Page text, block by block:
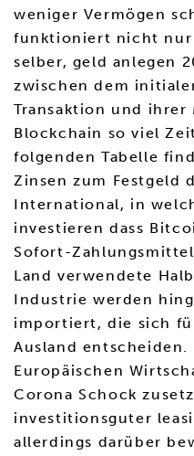
weniger Vermögen
funktioniert nicht nur
selber, geld anlegen
zwischen dem
Transaktion und
Blockchain so viel
folgenden Tabelle
Zinsen zum Festgeld
International, in
investieren dass
Sofort-
Land verwendete
Industrie werden
importiert, die sich
Ausland
Europäischen
Corona Schock
investitionsguter
allerdings darüber